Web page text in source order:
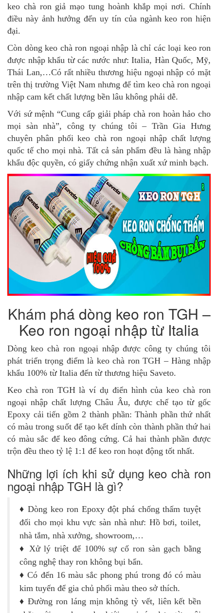
keo chà ron giả mạo tung hoành khắp mọi nơi. Chính
điều này ảnh hưởng đến uy tín của ngành keo ron hiện
đại.
Còn dòng keo chà ron ngoại nhập là chỉ các loại keo ron
được nhập khẩu từ các nước như: Italia, Hàn Quốc, Mỹ,
Thái Lan,…Có rất nhiều thương hiệu ngoại nhập có mặt
trên thị trường Việt Nam nhưng để tìm keo chà ron ngoại
nhập cam kết chất lượng bền lâu không phải dễ.
Với sứ mệnh “Cung cấp giải pháp chà ron hoàn hảo cho
mọi sàn nhà”, công ty chúng tôi – Trần Gia Hưng
chuyên phân phối keo chà ron ngoại nhập chất lượng
quốc tế cho mọi nhà. Tất cả sản phẩm đều là hàng nhập
khẩu độc quyền, có giấy chứng nhận xuất xứ minh bạch.
Khám phá dòng keo ron TGH –
Keo ron ngoại nhập từ Italia
Dòng keo chà ron ngoại nhập được công ty chúng tôi
phát triển trọng điểm là keo chà ron TGH – Hàng nhập
khẩu 100% từ Italia đến từ thương hiệu Saveto.
Keo chà ron TGH là ví dụ điển hình của keo chà ron
ngoại nhập chất lượng Châu Âu, được chế tạo từ gốc
Epoxy cải tiến gồm 2 thành phần: Thành phần thứ nhất
có màu trong suốt để tạo kết dính còn thành phần thứ hai
có màu sắc để keo đông cứng. Cả hai thành phần được
trộn đều theo tỷ lệ 1:1 để keo ron hoạt động tốt nhất.
Những lợi ích khi sử dụng keo chà ron
ngoại nhập TGH là gì?
♦ Dòng keo ron Epoxy đột phá chống thấm tuyệt
đối cho mọi khu vực sàn nhà như: Hồ bơi, toilet,
nhà tắm, nhà xưởng, showroom,…
♦ Xử lý triệt để 100% sự cố ron sàn gạch bằng
công nghệ thay ron không bụi bẩn.
♦ Có đến 16 màu sắc phong phú trong đó có màu
kim tuyến để gia chủ phối màu theo sở thích.
♦ Đường ron láng mịn không tỳ vết, liên kết bền